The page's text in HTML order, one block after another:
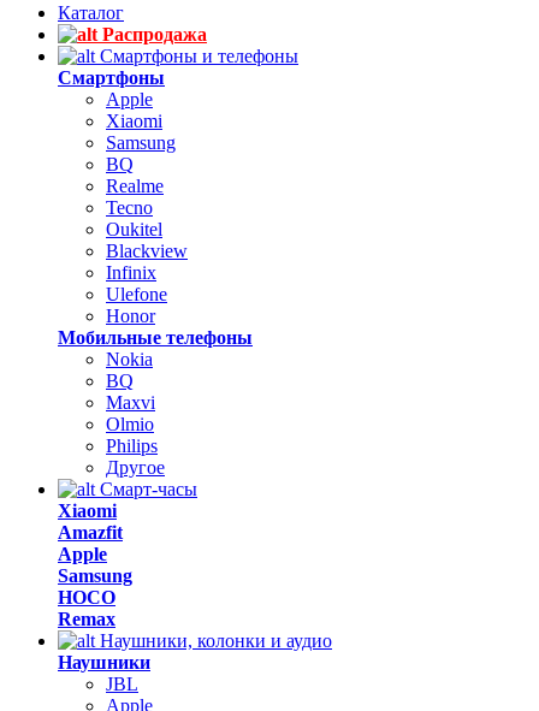
Каталог
Распродажа
Смартфоны и телефоны
Смартфоны
Apple
Xiaomi
Samsung
BQ
Realme
Tecno
Oukitel
Blackview
Infinix
Ulefone
Honor
Мобильные телефоны
Nokia
BQ
Maxvi
Olmio
Philips
Другое
Смарт-часы
Xiaomi
Amazfit
Apple
Samsung
HOCO
Remax
Наушники, колонки и аудио
Наушники
JBL
Apple